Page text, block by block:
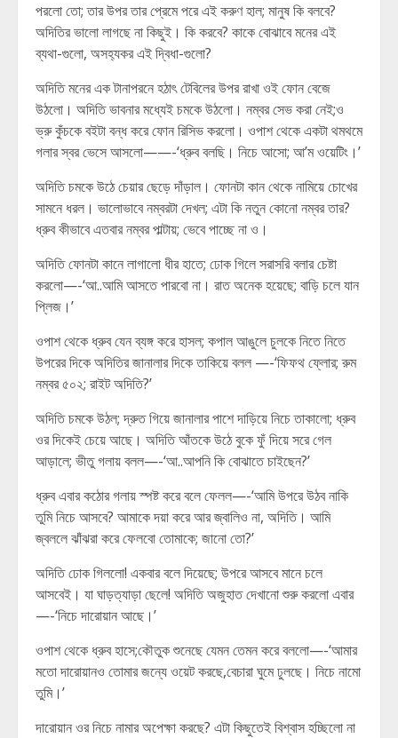
পরলো তো; তার উপর তার প্রেমে পরে এই করুণ হাল; মানুষ কি বলবে?
অদিতির ভালো লাগছে না কিছুই। কি করবে? কাকে বোঝাবে মনের এই
ব্যথা-গুলো, অসহ‍্যকর এই দ্বিধা-গুলো?
অদিতি মনের এক টানাপরনে হঠাৎ টেবিলের উপর রাখা ওই ফোন বেজে
উঠলো। অদিতি ভাবনার মধ্যেই চমকে উঠলো। নম্বর সেভ করা নেই;ও
ভ্রু কুঁচকে বইটা বন্ধ করে ফোন রিসিভ করলো। ওপাশ থেকে একটা থমথমে
গলার স্বর ভেসে আসলো——-‘ধ্রুব বলছি। নিচে আসো; আ’ম ওয়েটিং।’
অদিতি চমকে উঠে চেয়ার ছেড়ে দাঁড়াল। ফোনটা কান থেকে নামিয়ে চোখের
সামনে ধরল। ভালোভাবে নম্বরটা দেখল; এটা কি নতুন কোনো নম্বর তার?
ধ্রুব কীভাবে এতবার নম্বর পাল্টায়; ভেবে পাচ্ছে না ও।
অদিতি ফোনটা কানে লাগালো ধীর হাতে; ঢোক গিলে সরাসরি বলার চেষ্টা
করলো—-‘আ..আমি আসতে পারবো না। রাত অনেক হয়েছে; বাড়ি চলে যান
প্লিজ।’
ওপাশ থেকে ধ্রুব যেন ব্যঙ্গ করে হাসল; কপাল আঙুলে চুলকে নিতে নিতে
উপরের দিকে অদিতির জানালার দিকে তাকিয়ে বলল —-‘ফিফথ ফ্লোর; রুম
নম্বর ৫০২; রাইট অদিতি?’
অদিতি চমকে উঠল; দ্রুত গিয়ে জানালার পাশে দাড়িয়ে নিচে তাকালো; ধ্রুব
ওর দিকেই চেয়ে আছে। অদিতি আঁতকে উঠে বুকে ফুঁ দিয়ে সরে গেল
আড়ালে; ভীতু গলায় বলল—-‘আ..আপনি কি বোঝাতে চাইছেন?’
ধ্রুব এবার কঠোর গলায় স্পষ্ট করে বলে ফেলল—-‘আমি উপরে উঠব নাকি
তুমি নিচে আসবে? আমাকে দয়া করে আর জ্বালিও না, অদিতি। আমি
জ্বললে ঝাঁঝরা করে ফেলবো তোমাকে; জানো তো?’
অদিতি ঢোক গিললো! একবার বলে দিয়েছে; উপরে আসবে মানে চলে
আসবেই। যা ঘাড়ত্যাড়া ছেলে! অদিতি অজুহাত দেখানো শুরু করলো এবার
—-‘নিচে দারোয়ান আছে।’
ওপাশ থেকে ধ্রুব হাসে;কৌতুক শুনেছে যেমন তেমন করে বললো—-‘আমার
মতো দারোয়ানও তোমার জন্যে ওয়েট করছে,বেচারা ঘুমে ঢুলছে। নিচে নামো
তুমি।’
দারোয়ান ওর নিচে নামার অপেক্ষা করছে? এটা কিছুতেই বিশ্বাস হচ্ছিলো না